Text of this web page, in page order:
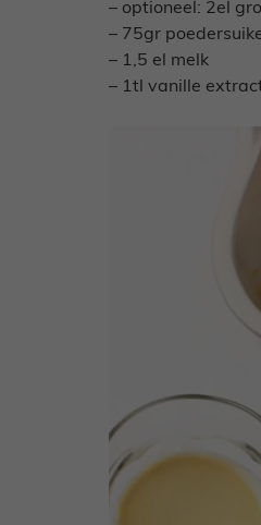
– optioneel: 2el
– 75gr
– 1,5 el melk
– 1tl vanille